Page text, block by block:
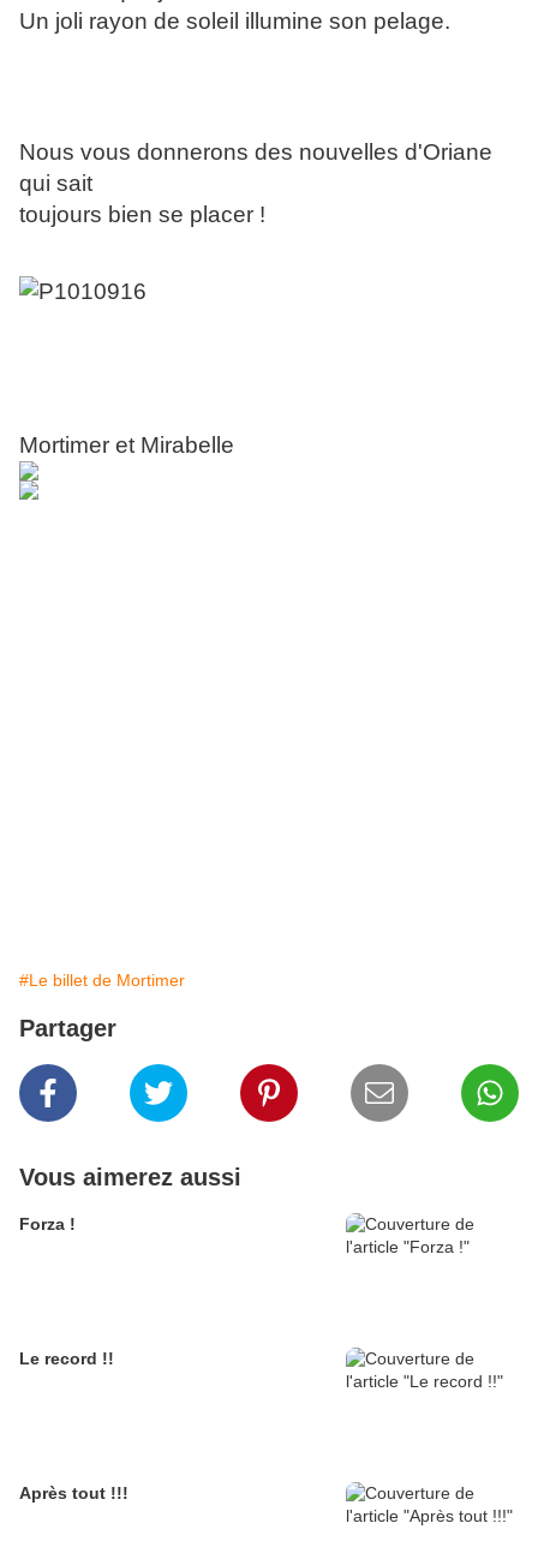
Un joli rayon de soleil illumine son pelage.
Nous vous donnerons des nouvelles d'Oriane
qui sait
toujours bien se placer !
Mortimer et Mirabelle
#Le billet de Mortimer
Partager
Vous aimerez aussi
Forza !
Le record !!
Après tout !!!